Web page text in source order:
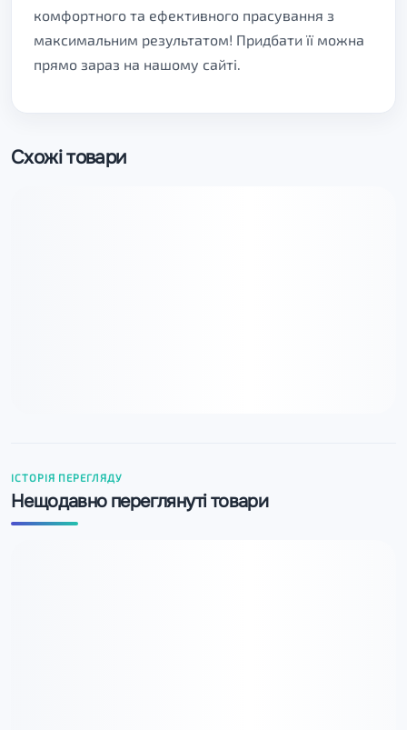
комфортного та ефективного прасування з
максимальним результатом! Придбати її можна
прямо зараз на нашому сайті.
Схожі товари
ІСТОРІЯ ПЕРЕГЛЯДУ
Нещодавно переглянуті товари